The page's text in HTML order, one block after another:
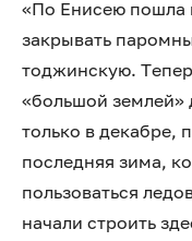
«По Енисею пошла
закрывать
тоджинскую.
«большой землей»
только в декабре,
последняя зима,
пользоваться
начали строить